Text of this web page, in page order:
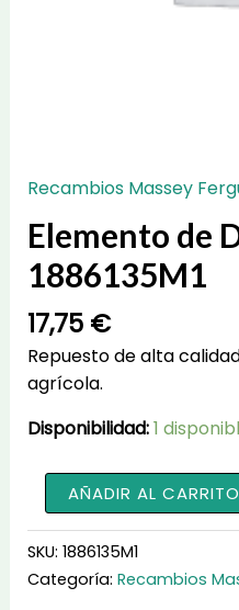
Recambios Massey
Elemento de
1886135M1
17,75 €
Repuesto de alta
agrícola.
Disponibilidad:1
Elemento
de
Dirección
1886135M1
cantidad
AÑADIR AL CARRITO
SKU: 1886135M1
Categoría: Recambios